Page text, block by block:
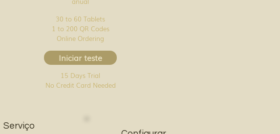
30 to 60 Tablets
1 to 200 QR Codes
Online Ordering
Iniciar teste
15 Days Trial
No Credit Card Needed
Serviço